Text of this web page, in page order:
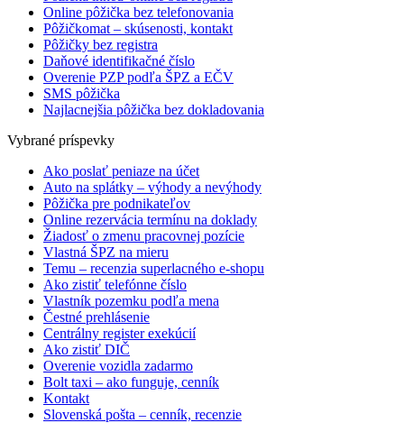
Online pôžička bez telefonovania
Pôžičkomat – skúsenosti, kontakt
Pôžičky bez registra
Daňové identifikačné číslo
Overenie PZP podľa ŠPZ a EČV
SMS pôžička
Najlacnejšia pôžička bez dokladovania
Vybrané príspevky
Ako poslať peniaze na účet
Auto na splátky – výhody a nevýhody
Pôžička pre podnikateľov
Online rezervácia termínu na doklady
Žiadosť o zmenu pracovnej pozície
Vlastná ŠPZ na mieru
Temu – recenzia superlacného e-shopu
Ako zistiť telefónne číslo
Vlastník pozemku podľa mena
Čestné prehlásenie
Centrálny register exekúcií
Ako zistiť DIČ
Overenie vozidla zadarmo
Bolt taxi – ako funguje, cenník
Kontakt
Slovenská pošta – cenník, recenzie